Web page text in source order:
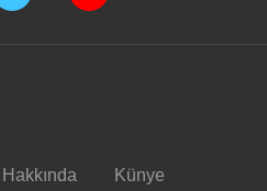
Hakkında Künye